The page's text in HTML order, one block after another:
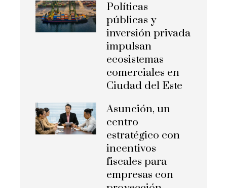
Políticas
públicas y
inversión privada
impulsan
ecosistemas
comerciales en
Ciudad del Este
Asunción, un
centro
estratégico con
incentivos
fiscales para
empresas con